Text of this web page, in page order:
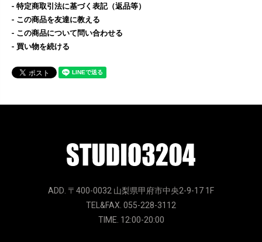
特定商取引法に基づく表記（返品等）
この商品を友達に教える
この商品について問い合わせる
買い物を続ける
ADD. 〒400-0032 山梨県甲府市中央2-9-17 1F
TEL&FAX. 055-228-3112
TIME. 12:00-20:00